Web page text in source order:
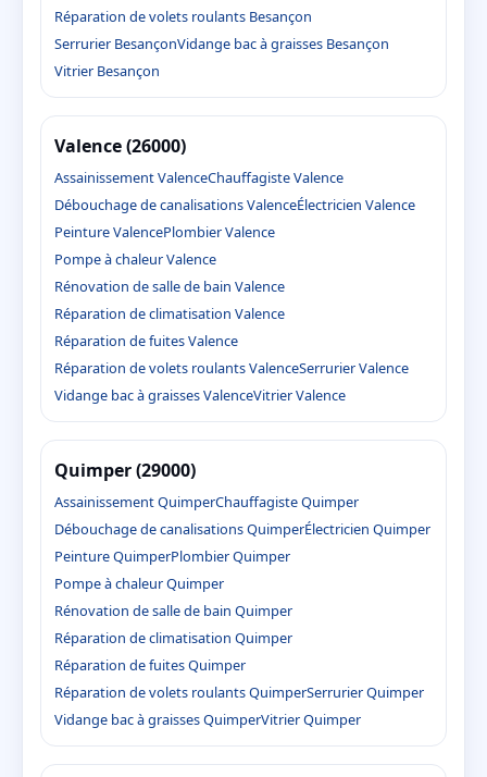
Réparation de volets roulants Besançon
Serrurier BesançonVidange bac à graisses Besançon
Vitrier Besançon
Valence (26000)
Assainissement ValenceChauffagiste Valence
Débouchage de canalisations ValenceÉlectricien Valence
Peinture ValencePlombier Valence
Pompe à chaleur Valence
Rénovation de salle de bain Valence
Réparation de climatisation Valence
Réparation de fuites Valence
Réparation de volets roulants ValenceSerrurier Valence
Vidange bac à graisses ValenceVitrier Valence
Quimper (29000)
Assainissement QuimperChauffagiste Quimper
Débouchage de canalisations QuimperÉlectricien Quimper
Peinture QuimperPlombier Quimper
Pompe à chaleur Quimper
Rénovation de salle de bain Quimper
Réparation de climatisation Quimper
Réparation de fuites Quimper
Réparation de volets roulants QuimperSerrurier Quimper
Vidange bac à graisses QuimperVitrier Quimper